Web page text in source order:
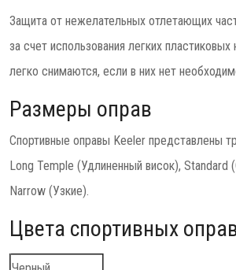
Защита от нежелательных отлетающих
за счет использования легких
легко снимаются, если в них нет
Размеры оправ
Спортивные оправы Keeler представлены
Long Temple (Удлиненный висок), Standard
Narrow (Узкие).
Цвета спортивных